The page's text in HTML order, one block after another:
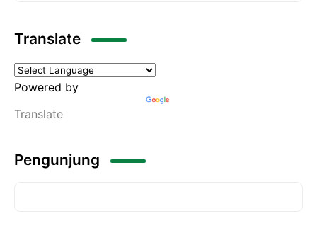
Translate
Powered by
Translate
Pengunjung